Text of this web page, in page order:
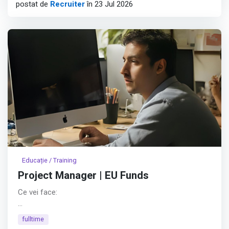
postat de Recruiterîn 23 Jul 2026
Educație / Training
Project Manager | EU Funds
Ce vei face:
👥 Vei conduce echipa de proiect – vei coordona
fulltime